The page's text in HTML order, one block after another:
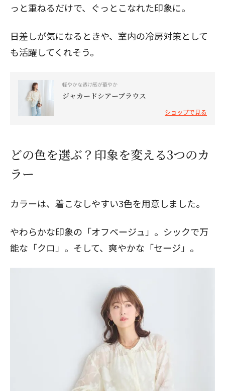
っと重ねるだけで、ぐっとこなれた印象に。
日差しが気になるときや、室内の冷房対策として
も活躍してくれそう。
軽やかな透け感が華やか
ジャカードシアーブラウス
ショップで見る
どの色を選ぶ？印象を変える3つのカ
ラー
カラーは、着こなしやすい3色を用意しました。
やわらかな印象の「オフベージュ」。シックで万
能な「クロ」。そして、爽やかな「セージ」。